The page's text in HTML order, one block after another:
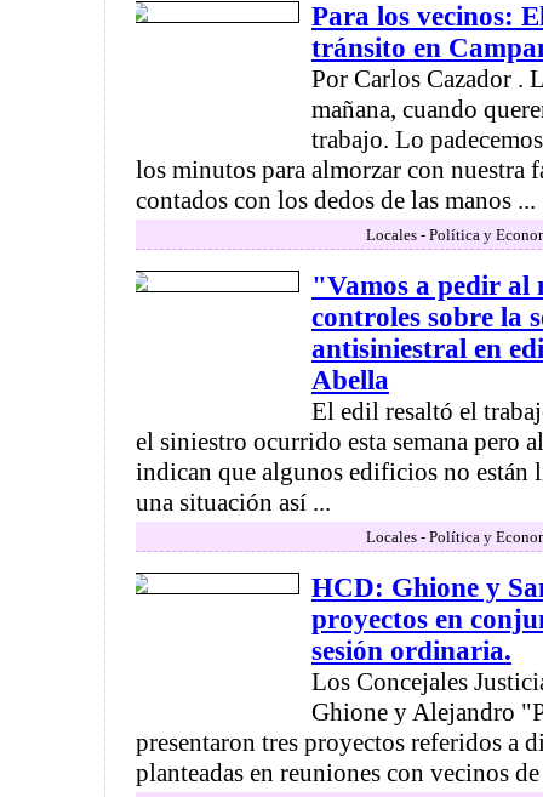
Para los vecinos:
tránsito en
Por Carlos Cazador .
mañana, cuando
trabajo. Lo
los minutos para almorzar con nuestra
contados con los dedos de las manos ...
Locales - Política y
"Vamos a pedir al
controles sobre la
antisiniestral en
Abella
El edil resaltó el
el siniestro ocurrido esta semana pero
indican que algunos edificios no están
una situación así ...
Locales - Política y
HCD: Ghione y
proyectos en
sesión ordinaria.
Los Concejales
Ghione y Alejandro
presentaron tres proyectos referidos a
planteadas en reuniones con vecinos